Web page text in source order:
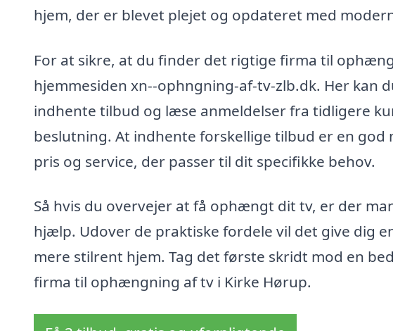
hjem, der er blevet plejet og opdateret med
For at sikre, at du finder det rigtige firma til
hjemmesiden xn--ophngning-af-tv-zlb.dk. Her kan
indhente tilbud og læse anmeldelser fra tidligere
beslutning. At indhente forskellige tilbud er en god
pris og service, der passer til dit specifikke behov.
Så hvis du overvejer at få ophængt dit tv, er der
hjælp. Udover de praktiske fordele vil det give dig
mere stilrent hjem. Tag det første skridt mod en
firma til ophængning af tv i Kirke Hørup.